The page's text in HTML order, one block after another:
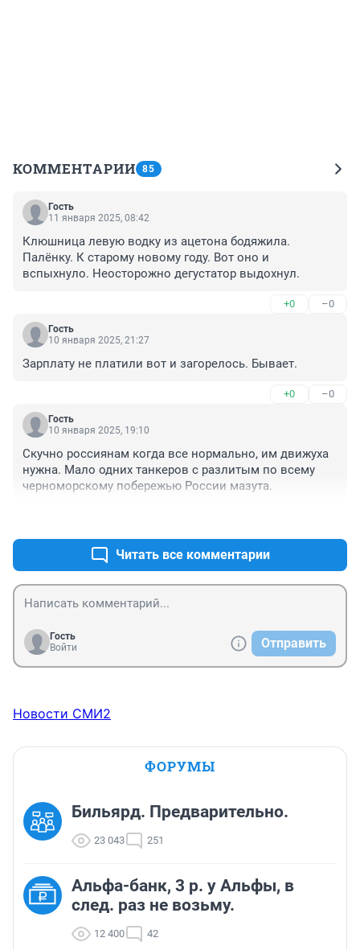
КОММЕНТАРИИ 85
Гость
11 января 2025, 08:42
Клюшница левую водку из ацетона бодяжила.
Палёнку. К старому новому году. Вот оно и
вспыхнуло. Неосторожно дегустатор выдохнул.
+0 –0
Гость
10 января 2025, 21:27
Зарплату не платили вот и загорелось. Бывает.
+0 –0
Гость
10 января 2025, 19:10
Скучно россиянам когда все нормально, им движуха
нужна. Мало одних танкеров с разлитым по всему
черноморскому побережью России мазута.
Читать все комментарии
Гость
Войти
Отправить
Новости СМИ2
ФОРУМЫ
Бильярд. Предварительно.
23 043 251
Альфа-банк, 3 р. у Альфы, в
след. раз не возьму.
12 400 42